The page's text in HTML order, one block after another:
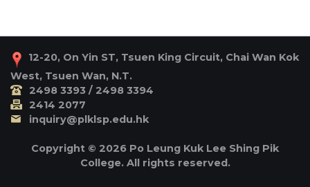
12-20, On Yin ST, Tsuen King Circuit, Chai Wan Kok
West, Tsuen Wan, N.T.
2498 3393 / 2498 3394
2414 2077
inquiry@plklsp.edu.hk
Copyright © 2026 Po Leung Kuk Lee Shing Pik
College. All rights reserved.